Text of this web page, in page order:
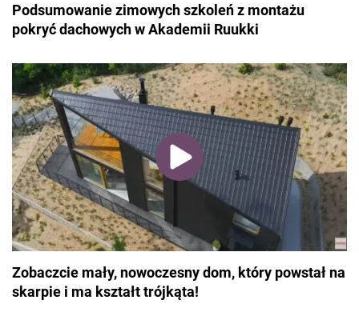
Podsumowanie zimowych szkoleń z montażu
pokryć dachowych w Akademii Ruukki
Zobaczcie mały, nowoczesny dom, który powstał na
skarpie i ma kształt trójkąta!